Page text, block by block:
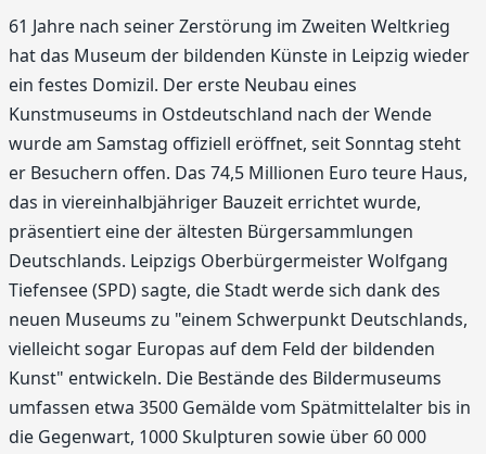
61 Jahre nach seiner Zerstörung im Zweiten Weltkrieg
hat das Museum der bildenden Künste in Leipzig wieder
ein festes Domizil. Der erste Neubau eines
Kunstmuseums in Ostdeutschland nach der Wende
wurde am Samstag offiziell eröffnet, seit Sonntag steht
er Besuchern offen. Das 74,5 Millionen Euro teure Haus,
das in viereinhalbjähriger Bauzeit errichtet wurde,
präsentiert eine der ältesten Bürgersammlungen
Deutschlands. Leipzigs Oberbürgermeister Wolfgang
Tiefensee (SPD) sagte, die Stadt werde sich dank des
neuen Museums zu "einem Schwerpunkt Deutschlands,
vielleicht sogar Europas auf dem Feld der bildenden
Kunst" entwickeln. Die Bestände des Bildermuseums
umfassen etwa 3500 Gemälde vom Spätmittelalter bis in
die Gegenwart, 1000 Skulpturen sowie über 60 000